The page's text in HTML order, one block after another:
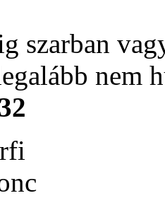
szarban
nem